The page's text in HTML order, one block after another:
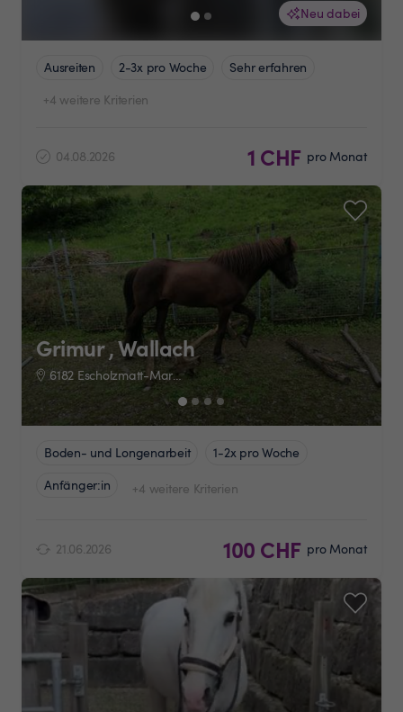
Neu dabei
Ausreiten 2-3x pro Woche
Sehr erfahren
+4 weitere Kriterien
04.08.2026 1 CHF pro Monat
Grimur , Wallach
6182 Escholzmatt-Marbach
Boden- und Longenarbeit
1-2x pro Woche
Anfänger:in
+4 weitere Kriterien
21.06.2026 100 CHF pro Monat